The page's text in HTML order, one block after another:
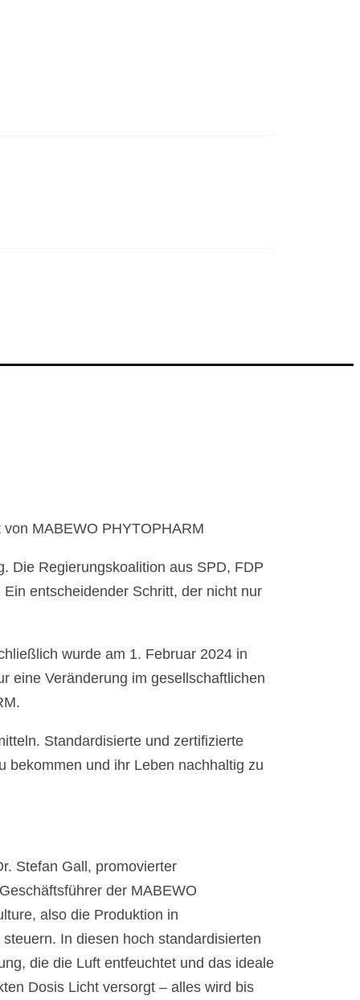
MABEWO PHYTOPHARM
Die Regierungskoalition aus SPD, FDP
entscheidender Schritt, der nicht nur
wurde am 1. Februar 2024 in
eine Veränderung im gesellschaftlichen
Standardisierte und zertifizierte
bekommen und ihr Leben nachhaltig zu
Stefan Gall, promovierter
der MABEWO
also die Produktion in
In diesen hoch standardisierten
die die Luft entfeuchtet und das ideale
Dosis Licht versorgt – alles wird bis